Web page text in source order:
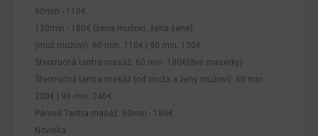
90min - 110€
120min - 180€ (žena mužovi, žena žene)
(muž mužovi): 60 min. 110€ | 90 min. 130€
Štvorručná tantra masáž: 60 min. 180€(dve maserky)
Štvorručná tantra masáž (od muža a ženy mužovi): 60 min.
200€ | 90 min. 240€
Párová Tantra masáž: 60min - 180€
Novinka: